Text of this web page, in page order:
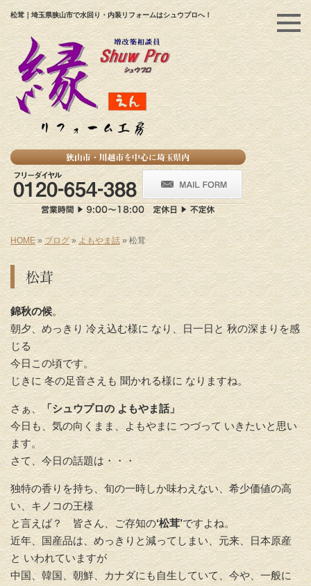
松茸｜埼玉県狭山市で水回り・内装リフォームはシュウプロへ！
HOME » ブログ» よもやま話 » 松茸
松茸
錦秋の候。
朝夕、めっきり 冷え込む様に なり、日一日と 秋の深まりを感
じる
今日この頃です。
じきに 冬の足音さえも 聞かれる様に なりますね。
さぁ、
「シュウプロの よもやま話」
今日も、気の向くまま、よもやまに つづって いきたいと思い
ます。
さて、今日の話題は・・・
独特の香りを持ち、旬の一時しか味わえない、希少価値の高
い、キノコの王様
と言えば？ 皆さん、ご存知の‘松茸’ですよね。
近年、国産品は、めっきりと減ってしまい、元来、日本原産
と いわれていますが
中国、韓国、朝鮮、カナダにも自生していて、今や、一般に